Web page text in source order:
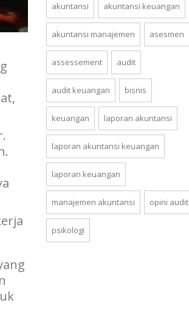
akuntansi akuntansi keuangan
akuntansi manajemen asesmen
assessement audit
audit keuangan bisnis
keuangan laporan akuntansi
laporan akuntansi keuangan
laporan keuangan
manajemen akuntansi opini audit
psikologi